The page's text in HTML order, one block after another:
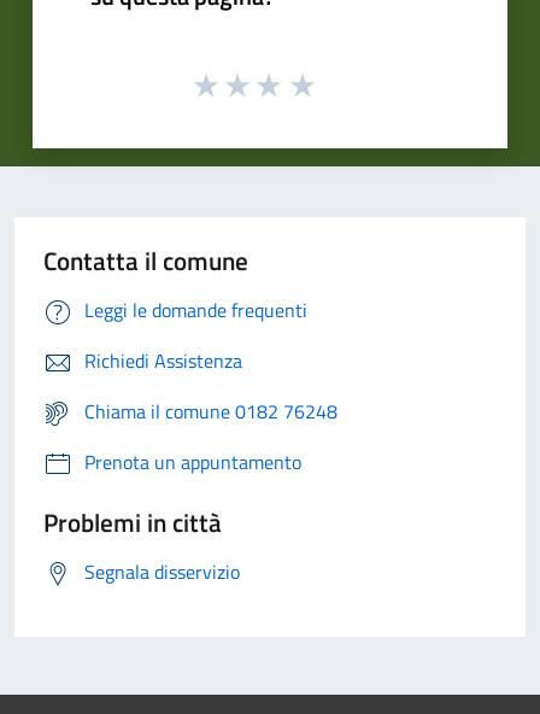
Contatta il comune
Leggi le domande frequenti
Richiedi Assistenza
Chiama il comune 0182 76248
Prenota un appuntamento
Problemi in città
Segnala disservizio